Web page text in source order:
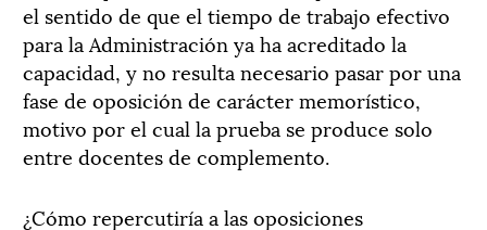
el sentido de que el tiempo de trabajo efectivo
para la Administración ya ha acreditado la
capacidad, y no resulta necesario pasar por una
fase de oposición de carácter memorístico,
motivo por el cual la prueba se produce solo
entre docentes de complemento.
¿Cómo repercutiría a las oposiciones